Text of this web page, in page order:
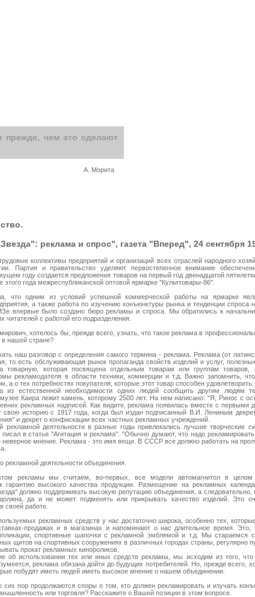
прежде, чем это сделают
А. Морита
реклама и спрос", газета "Вперед", 24 сентября
коллективы предприятий и организаций всех отраслей народного
Партия и правительство уделяют первостепенное внимание
году создается предложения товаров на первый год двенадцатой
этого года межреспубликанской оптовой ярмарке "Культтовары-86".
что одним из условий успешной коммерческой работы на ярмарке
а также работа по изучению конъюнктуры рынка и тенденции
впервые было создано бюро рекламы и спроса. Мы обратились к
читателей с работой его подразделения.
хотелось бы, прежде всего, узнать, что такое реклама в
в нашей стране?
наш разговор с определения самого термина - реклама. Реклама (от
то есть обслуживающая рынок пропаганда свойств изделий и услуг,
товарную, которая посвящена отдельным товарам или группам
рекламодателя в области техники, коммерции и т.д. Важно запомнить,
а о тех потребностях покупателя, которые этот товар способен удовлетворить.
из естественной необходимости одних людей сообщить другим людям
Каира лежит камень, которому 2500 лет. На нем написано: "Я, Ринос с
рекламных надписей. Как видите, реклама появилась вместе с первыми
свою историю с 1917 года, когда был издан подписанный В.И. Лениным
и декрет о конфискации всех частных рекламных учреждений.
рекламной деятельности в разные годы привлекались лучшие творческие
писал в статье "Агитация и реклама": "Обычно думают, что надо
неверное мнение. Реклама - это имя вещи. В СССР все должно работать на
рекламной деятельности объединения.
рекламы мы считаем, во-первых, все модели автомагнитол в целом
гарантию высокого качества продукции. Размещение на рекламных
должно поддерживать высокую репутацию объединения, а следовательно,
да и не может подменять или прикрывать качество изделий. Это
своей работе.
рекламных средств у нас достаточно широка, особенно тех,
продажах и в магазинах и напоминают о нас длительное время. Это,
спортивные шапочки с рекламной эмблемой и т.д. Мы стараемся
щитов на спортивных сооружениях в различных городах страны, регулярно
прокат рекламных кинороликов.
об использовании тех или иных средств рекламы, мы исходим из того,
реклама обязана дойти до будущих потребителей. Но, прежде всего,
побудят иметь людей иметь высокое мнение о нашем объединении.
сих пор продолжаются споры о том, кто должен рекламировать и изучать
или торговля? Расскажите о Вашей позиции в этом вопросе.